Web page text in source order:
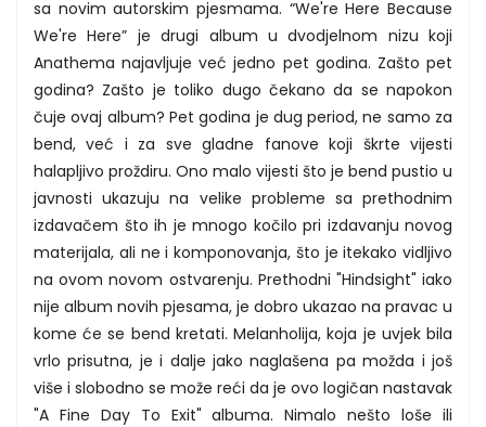
sa novim autorskim pjesmama. “We're Here Because
We're Here” je drugi album u dvodjelnom nizu koji
Anathema najavljuje već jedno pet godina. Zašto pet
godina? Zašto je toliko dugo čekano da se napokon
čuje ovaj album? Pet godina je dug period, ne samo za
bend, već i za sve gladne fanove koji škrte vijesti
halapljivo proždiru. Ono malo vijesti što je bend pustio u
javnosti ukazuju na velike probleme sa prethodnim
izdavačem što ih je mnogo kočilo pri izdavanju novog
materijala, ali ne i komponovanja, što je itekako vidljivo
na ovom novom ostvarenju. Prethodni "Hindsight" iako
nije album novih pjesama, je dobro ukazao na pravac u
kome će se bend kretati. Melanholija, koja je uvjek bila
vrlo prisutna, je i dalje jako naglašena pa možda i još
više i slobodno se može reći da je ovo logičan nastavak
"A Fine Day To Exit" albuma. Nimalo nešto loše ili